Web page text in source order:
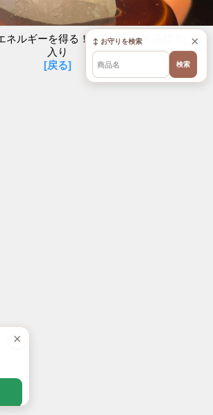
ネルギーを得る！神秘の天然水晶群 B 虹
入り
[戻る]
×
×
↕ お守りを検索
検索